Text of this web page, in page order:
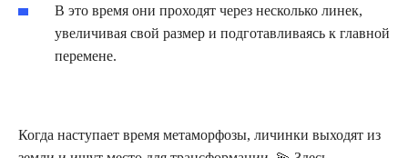
В это время они проходят через несколько линек,
увеличивая свой размер и подготавливаясь к главной
перемене.
Когда наступает время метаморфозы, личинки выходят из